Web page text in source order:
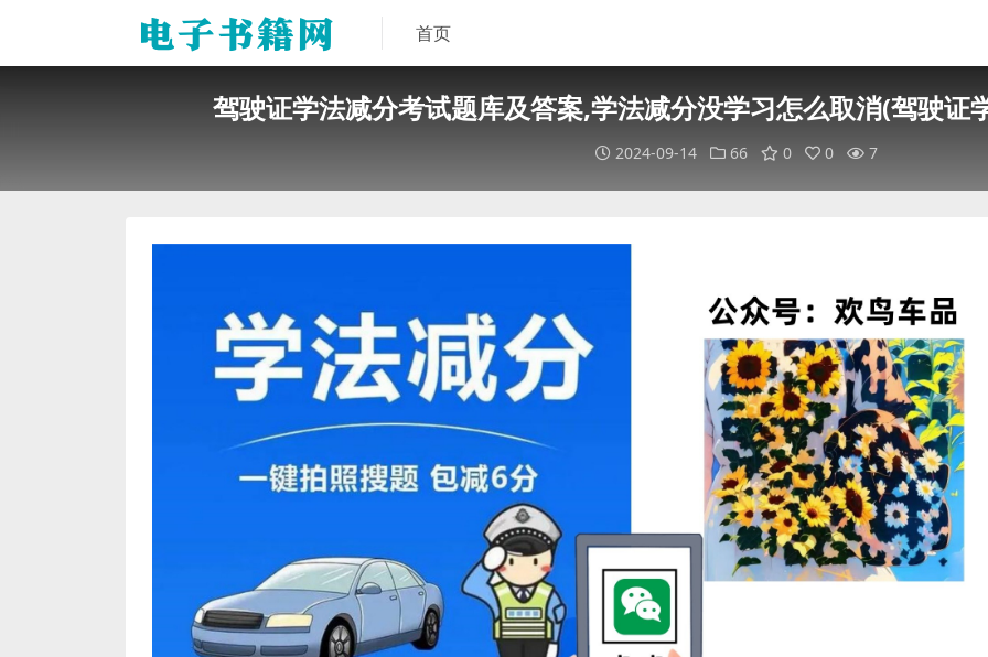
首页
驾驶证学法减分考试题库及答案,学法减分没学习怎么取消(驾驶证
2024-09-14 66 0 0 7